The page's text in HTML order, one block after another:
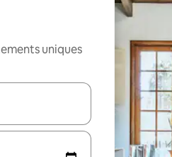
uniques
les flèches vers le haut et